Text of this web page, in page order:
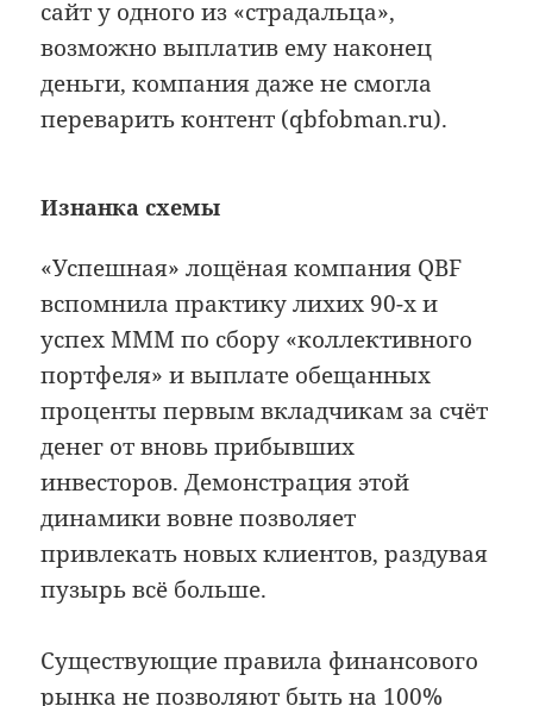
сайт у одного из «страдальца»,
возможно выплатив ему наконец
деньги, компания даже не смогла
переварить контент (qbfobman.ru).
Изнанка схемы
«Успешная» лощёная компания QBF
вспомнила практику лихих 90-х и
успех МММ по сбору «коллективного
портфеля» и выплате обещанных
проценты первым вкладчикам за счёт
денег от вновь прибывших
инвесторов. Демонстрация этой
динамики вовне позволяет
привлекать новых клиентов, раздувая
пузырь всё больше.
Существующие правила финансового
рынка не позволяют быть на 100%